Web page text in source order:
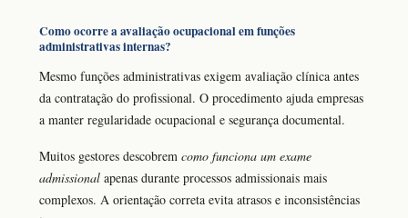
Como ocorre a avaliação ocupacional em funções
administrativas internas?
Mesmo funções administrativas exigem avaliação clínica antes
da contratação do profissional. O procedimento ajuda empresas
a manter regularidade ocupacional e segurança documental.
Muitos gestores descobrem como funciona um exame
admissional apenas durante processos admissionais mais
complexos. A orientação correta evita atrasos e inconsistências